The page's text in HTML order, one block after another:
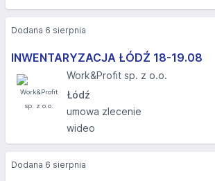
INWENTARYZACJA ŁÓDŹ 18-19.08​
Work&Profit sp. z o.o.
Łódź
umowa zlecenie
wideo
Dodana 6 sierpnia
Dodana 6 sierpnia